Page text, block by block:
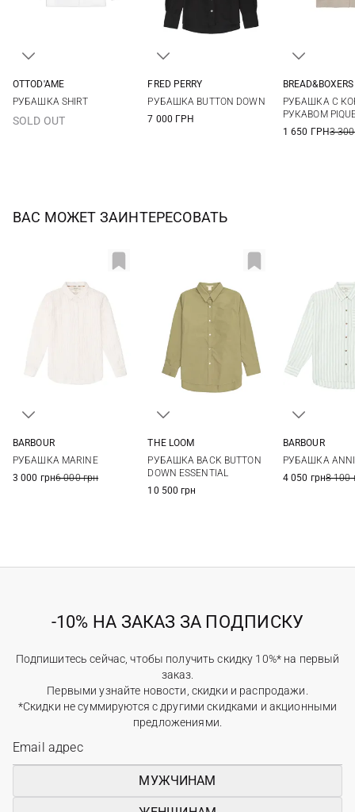
OTTOD'AME
РУБАШКА SHIRT
SOLD OUT
FRED PERRY
РУБАШКА BUTTON DOWN
7 000 ГРН
BREAD&BOXERS
РУБАШКА С
РУКАВОМ
1 650 ГРН3
ВАС МОЖЕТ ЗАИНТЕРЕСОВАТЬ
BARBOUR
РУБАШКА MARINE
3 000 грн6 000 грн
THE LOOM
РУБАШКА BACK BUTTON
DOWN ESSENTIAL
10 500 грн
BARBOUR
РУБАШКА
4 050 грн8 100
-10% НА ЗАКАЗ ЗА ПОДПИСКУ
Подпишитесь сейчас, чтобы получить скидку 10%* на первый
заказ.
Первыми узнайте новости, скидки и распродажи.
*Скидки не суммируются с другими скидками и акционными
предложениями.
МУЖЧИНАМ